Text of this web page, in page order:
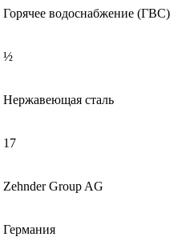
Горячее водоснабжение (ГВС)
½
Нержавеющая сталь
17
Zehnder Group AG
Германия